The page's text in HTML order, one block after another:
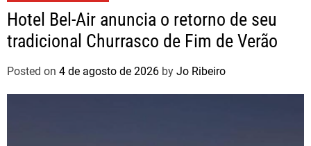
Hotel Bel-Air anuncia o retorno de seu
tradicional Churrasco de Fim de Verão
Posted on 4 de agosto de 2026 by Jo Ribeiro